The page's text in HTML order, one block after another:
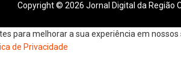
Copyright © 2026 Jornal Digital da Região
para melhorar a sua experiência em
de Privacidade